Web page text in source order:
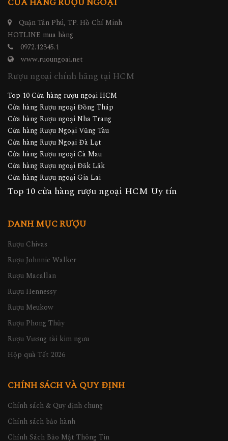
CỬA HÀNG RƯỢU NGOẠI
Quận Tân Phú, TP. Hồ Chí Minh
HOTLINE mua hàng
0972.12345.1
www.ruoungoai.net
Rượu ngoại chính hãng tại HCM
Top 10 Cửa hàng rượu ngoại HCM
Cửa hàng Rượu ngoại Đồng Tháp
Cửa hàng Rượu ngoại Nha Trang
Cửa hàng Rượu Ngoại Vũng Tàu
Cửa hàng Rượu Ngoại Đà Lạt
Cửa hàng Rượu ngoại Cà Mau
Cửa hàng Rượu ngoại Đăk Lăk
Cửa hàng Rượu ngoại Gia Lai
DANH MỤC RƯỢU
Rượu Chivas
Rượu Johnnie Walker
Rượu Macallan
Rượu Hennessy
Rượu Meukow
Rượu Phong Thủy
Rượu Vương tài kim ngưu
CHÍNH SÁCH VÀ QUY ĐỊNH
Chính sách & Quy định chung
Chính sách bảo hành